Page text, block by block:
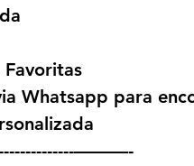
Favoritas
Whatsapp para
———-